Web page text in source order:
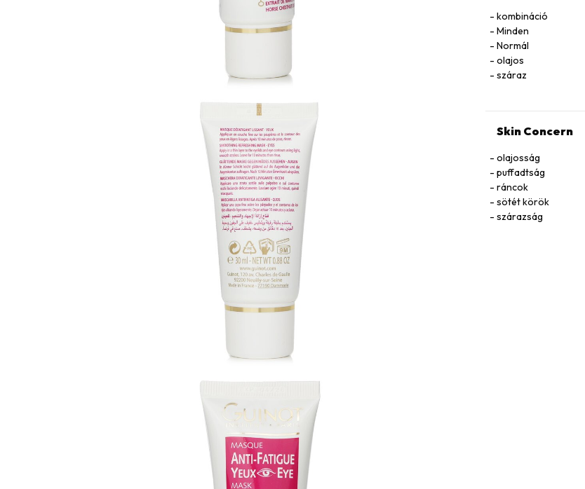
kombináció
Minden
Normál
olajos
száraz
Skin Concern
olajosság
puffadtság
ráncok
sötét körök
szárazság